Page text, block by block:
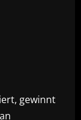
gewinnt